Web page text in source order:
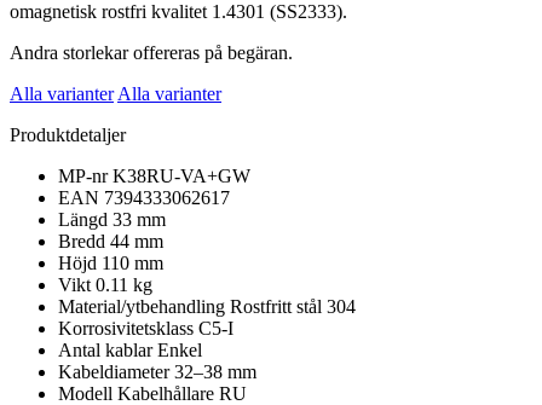
omagnetisk rostfri kvalitet 1.4301 (SS2333).
Andra storlekar offereras på begäran.
Alla varianter Alla varianter
Produktdetaljer
MP-nr K38RU-VA+GW
EAN 7394333062617
Längd 33 mm
Bredd 44 mm
Höjd 110 mm
Vikt 0.11 kg
Material/ytbehandling Rostfritt stål 304
Korrosivitetsklass C5-I
Antal kablar Enkel
Kabeldiameter 32–38 mm
Modell Kabelhållare RU